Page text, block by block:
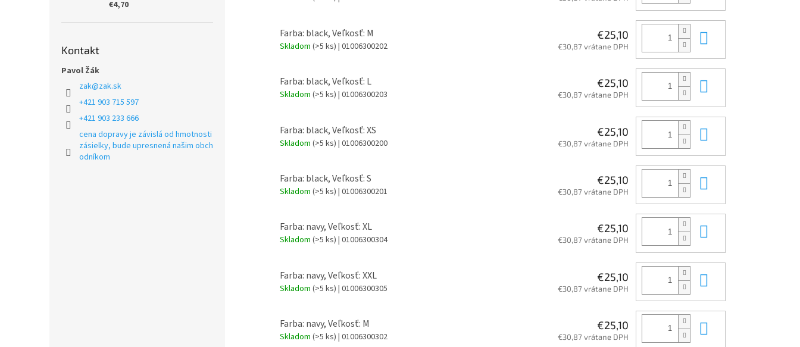
€4,70
Kontakt
Pavol Žák
zak@zak.sk
+421 903 715 597
+421 903 233 666
cena dopravy je závislá od hmotnosti
zásielky, bude upresnená našim obch
odníkom
Farba: black, Veľkosť: M
Skladom (>5 ks) | 01006300202
€25,10
€30,87 vrátane DPH
Farba: black, Veľkosť: L
Skladom (>5 ks) | 01006300203
€25,10
€30,87 vrátane DPH
Farba: black, Veľkosť: XS
Skladom (>5 ks) | 01006300200
€25,10
€30,87 vrátane DPH
Farba: black, Veľkosť: S
Skladom (>5 ks) | 01006300201
€25,10
€30,87 vrátane DPH
Farba: navy, Veľkosť: XL
Skladom (>5 ks) | 01006300304
€25,10
€30,87 vrátane DPH
Farba: navy, Veľkosť: XXL
Skladom (>5 ks) | 01006300305
€25,10
€30,87 vrátane DPH
Farba: navy, Veľkosť: M
Skladom (>5 ks) | 01006300302
€25,10
€30,87 vrátane DPH